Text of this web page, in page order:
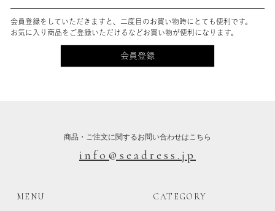
会員登録をしていただきますと、二度目のお買い物時にとても便利です。
お気に入り商品をご登録いただけるなどお買い物が便利になります。
会員登録
商品・ご注文に関するお問い合わせはこちら
info@seadress.jp
MENU CATEGORY